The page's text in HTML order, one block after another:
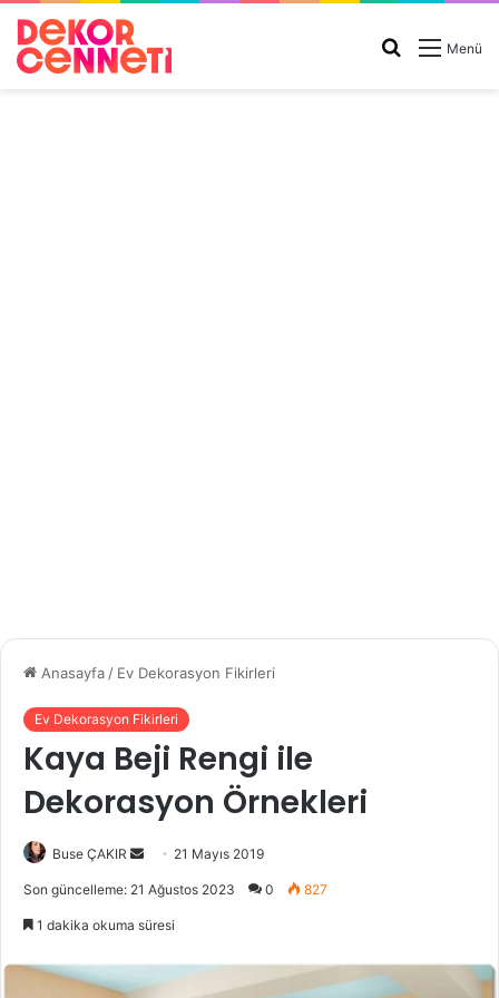
Menü
Arama
Anasayfa / Ev Dekorasyon Fikirleri
Ev Dekorasyon Fikirleri
Kaya Beji Rengi ile
Dekorasyon Örnekleri
Buse ÇAKIR
e
-
p
21 Mayıs 2019
Son güncelleme: 21 Ağustos 2023 0 827
1 dakika okuma süresi